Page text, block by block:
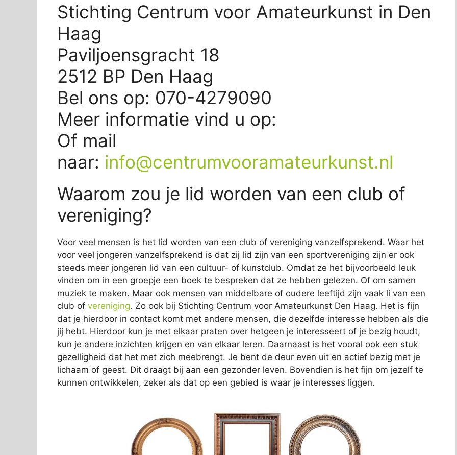
Stichting Centrum voor Amateurkunst in Den
Haag
Paviljoensgracht 18
2512 BP Den Haag
Bel ons op: 070-4279090
Meer informatie vind u op:
Of mail
naar: info@centrumvooramateurkunst.nl
Waarom zou je lid worden van een club of
vereniging?
Voor veel mensen is het lid worden van een club of vereniging vanzelfsprekend. Waar het
voor veel jongeren vanzelfsprekend is dat zij lid zijn van een sportvereniging zijn er ook
steeds meer jongeren lid van een cultuur- of kunstclub. Omdat ze het bijvoorbeeld leuk
vinden om in een groepje een boek te bespreken dat ze hebben gelezen. Of om samen
muziek te maken. Maar ook mensen van middelbare of oudere leeftijd zijn vaak li van een
club of vereniging. Zo ook bij Stichting Centrum voor Amateurkunst Den Haag. Het is fijn
dat je hierdoor in contact komt met andere mensen, die dezelfde interesse hebben als die
jij hebt. Hierdoor kun je met elkaar praten over hetgeen je interesseert of je bezig houdt,
kun je andere inzichten krijgen en van elkaar leren. Daarnaast is het vooral ook een stuk
gezelligheid dat het met zich meebrengt. Je bent de deur even uit en actief bezig met je
lichaam of geest. Dit draagt bij aan een gezonder leven. Bovendien is het fijn om jezelf te
kunnen ontwikkelen, zeker als dat op een gebied is waar je interesses liggen.